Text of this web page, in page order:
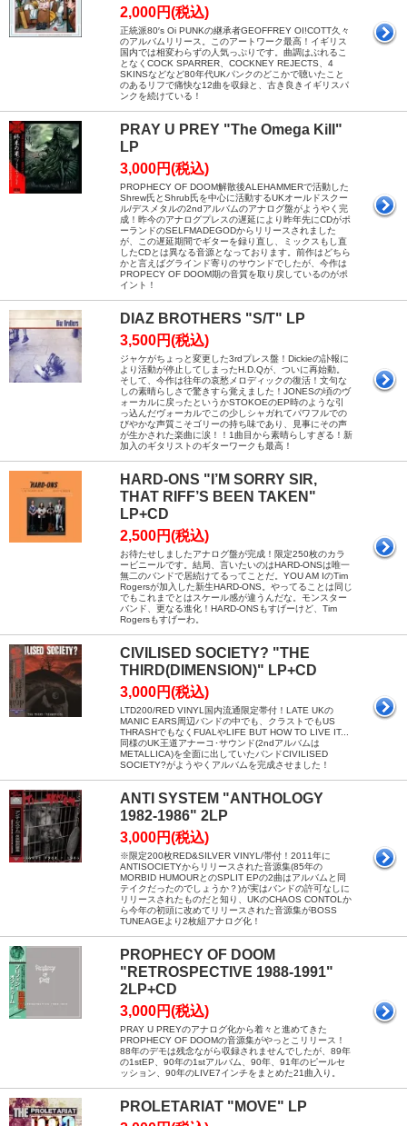
2,000円(税込)
正統派80′s Oi PUNKの継承者GEOFFREY OI!COTT久々
のアルバムリリース。このアートワーク最高！イギリス
国内では相変わらずの人気っぷりです。曲調はぶれるこ
となくCOCK SPARRER、COCKNEY REJECTS、4
SKINSなどなど80年代UKパンクのどこかで聴いたこと
のあるリフで痛快な12曲を収録と、古き良きイギリスパ
ンクを続けている！
PRAY U PREY "The Omega Kill"
LP
3,000円(税込)
PROPHECY OF DOOM解散後ALEHAMMERで活動した
Shrew氏とShrub氏を中心に活動するUKオールドスクー
ル/デスメタルの2ndアルバムのアナログ盤がようやく完
成！昨今のアナログプレスの遅延により昨年先にCDがポ
ーランドのSELFMADEGODからリリースされました
が、この遅延期間でギターを録り直し、ミックスもし直
したCDとは異なる音源となっております。前作はどちら
かと言えばグラインド寄りのサウンドでしたが、今作は
PROPECY OF DOOM期の音質を取り戻しているのがポ
イント！
DIAZ BROTHERS "S/T" LP
3,500円(税込)
ジャケがちょっと変更した3rdプレス盤！Dickieの訃報に
より活動が停止してしまったH.D.Qが、ついに再始動。
そして、今作は往年の哀愁メロディックの復活！文句な
しの素晴らしさで驚きすら覚えました！JONESの頃のヴ
ォーカルに戻ったというかSTOKOEのEP時のような引
っ込んだヴォーカルでこの少しシャガれてパワフルでの
びやかな声質こそゴリーの持ち味であり、見事にその声
が生かされた楽曲に涙！！1曲目から素晴らしすぎる！新
加入のギタリストのギターワークも最高！
HARD-ONS "I’M SORRY SIR,
THAT RIFF’S BEEN TAKEN"
LP+CD
2,500円(税込)
お待たせしましたアナログ盤が完成！限定250枚のカラ
ービニールです。結局、言いたいのはHARD-ONSは唯一
無二のバンドで居続けてるってことだ。YOU AM IのTim
Rogersが加入した新生HARD-ONS。やってることは同じ
でもこれまでとはスケール感が違うんだな。モンスター
バンド、更なる進化！HARD-ONSもすげーけど、Tim
Rogersもすげーわ。
CIVILISED SOCIETY? "THE
THIRD(DIMENSION)" LP+CD
3,000円(税込)
LTD200/RED VINYL国内流通限定帯付！LATE UKの
MANIC EARS周辺バンドの中でも、クラストでもUS
THRASHでもなくFUALやLIFE BUT HOW TO LIVE IT...
同様のUK王道アナーコ･サウンド(2ndアルバムは
METALLICA)を全面に出していたバンドCIVILISED
SOCIETY?がようやくアルバムを完成させました！
ANTI SYSTEM "ANTHOLOGY
1982-1986" 2LP
3,000円(税込)
※限定200枚RED&SILVER VINYL/帯付！2011年に
ANTISOCIETYからリリースされた音源集(85年の
MORBID HUMOURとのSPLIT EPの2曲はアルバムと同
テイクだったのでしょうか？)が実はバンドの許可なしに
リリースされたものだと知り、UKのCHAOS CONTOLか
ら今年の初頭に改めてリリースされた音源集がBOSS
TUNEAGEより2枚組アナログ化！
PROPHECY OF DOOM
"RETROSPECTIVE 1988-1991"
2LP+CD
3,000円(税込)
PRAY U PREYのアナログ化から着々と進めてきた
PROPHECY OF DOOMの音源集がやっとこリリース！
88年のデモは残念ながら収録されませんでしたが、89年
の1stEP、90年の1stアルバム、90年、91年のピールセ
ッション、90年のLIVE7インチをまとめた21曲入り。
PROLETARIAT "MOVE" LP